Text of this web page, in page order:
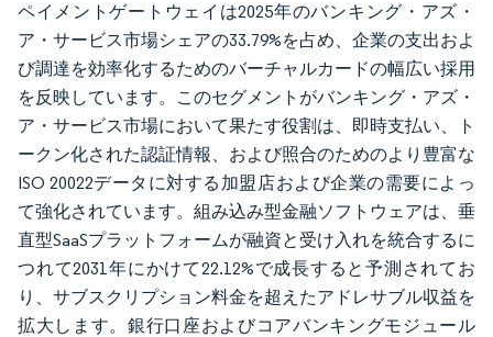
ペイメントゲートウェイは2025年のバンキング・アズ・
ア・サービス市場シェアの33.79%を占め、企業の支出およ
び調達を効率化するためのバーチャルカードの幅広い採用
を反映しています。このセグメントがバンキング・アズ・
ア・サービス市場において果たす役割は、即時支払い、ト
ークン化された認証情報、および照合のためのより豊富な
ISO 20022データに対する加盟店および企業の需要によっ
て強化されています。組み込み型金融ソフトウェアは、垂
直型SaaSプラットフォームが融資と受け入れを統合するに
つれて2031年にかけて22.12%で成長すると予測されてお
り、サブスクリプション料金を超えたアドレサブル収益を
拡大します。銀行口座およびコアバンキングモジュール